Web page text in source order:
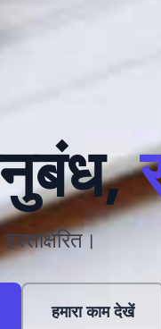
हमारा काम देखें